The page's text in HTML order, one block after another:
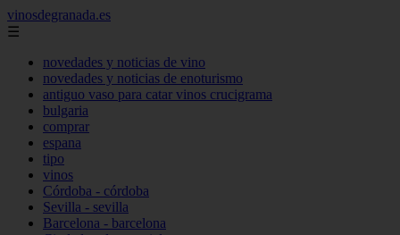
vinosdegranada.es
☰
novedades y noticias de vino
novedades y noticias de enoturismo
antiguo vaso para catar vinos crucigrama
bulgaria
comprar
espana
tipo
vinos
Córdoba - córdoba
Sevilla - sevilla
Barcelona - barcelona